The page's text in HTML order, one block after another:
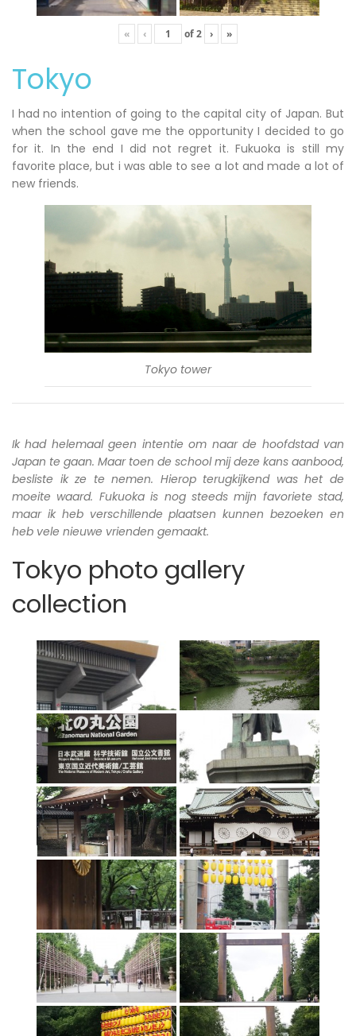
« ‹ of2 › »
Tokyo
I had no intention of going to the capital city of Japan. But
when the school gave me the opportunity I decided to go
for it. In the end I did not regret it. Fukuoka is still my
favorite place, but i was able to see a lot and made a lot of
new friends.
Tokyo tower
Ik had helemaal geen intentie om naar de hoofdstad van
Japan te gaan. Maar toen de school mij deze kans aanbood,
besliste ik ze te nemen. Hierop terugkijkend was het de
moeite waard. Fukuoka is nog steeds mijn favoriete stad,
maar ik heb verschillende plaatsen kunnen bezoeken en
heb vele nieuwe vrienden gemaakt.
Tokyo photo gallery
collection